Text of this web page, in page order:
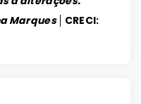
Marques │ CRECI: